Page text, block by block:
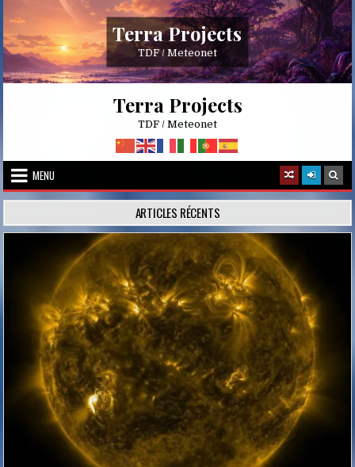
content
Terra Projects
TDF / Meteonet
Terra Projects
TDF / Meteonet
MENU
ARTICLES RÉCENTS
Posted
in